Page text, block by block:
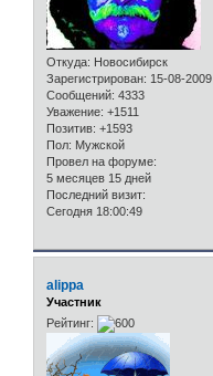
Откуда: Новосибирск
Зарегистрирован: 15-08-2009
Сообщений: 4333
Уважение: +1511
Позитив: +1593
Пол: Мужской
Провел на форуме:
5 месяцев 15 дней
Последний визит:
Сегодня 18:00:49
alippa
Участник
Рейтинг: